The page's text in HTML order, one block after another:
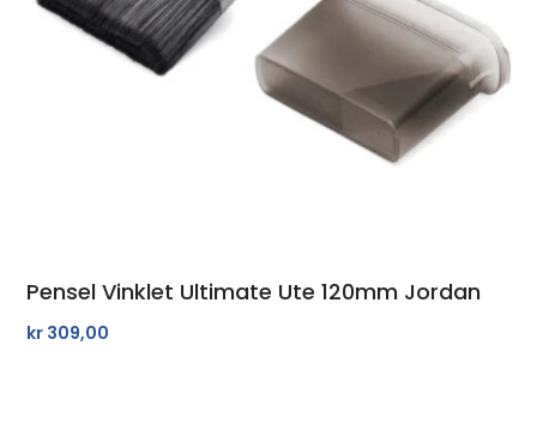
Pensel Vinklet Ultimate Ute 120mm Jordan
kr 309,00